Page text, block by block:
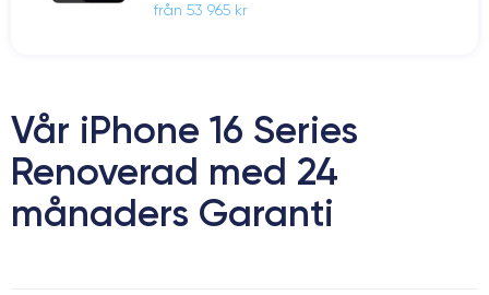
från 53 965 kr
Vår iPhone 16 Series
Renoverad med 24
månaders Garanti